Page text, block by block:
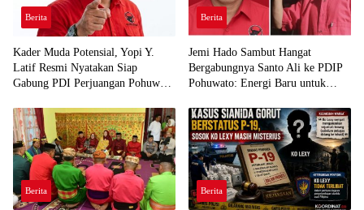
Berita
Kader Muda Potensial, Yopi Y.
Latif Resmi Nyatakan Siap
Gabung PDI Perjuangan Pohuwato
Berita
Jemi Hado Sambut Hangat
Bergabungnya Santo Ali ke PDIP
Pohuwato: Energi Baru untuk
Berita Berita